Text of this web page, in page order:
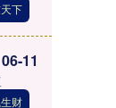
下
财
06-11